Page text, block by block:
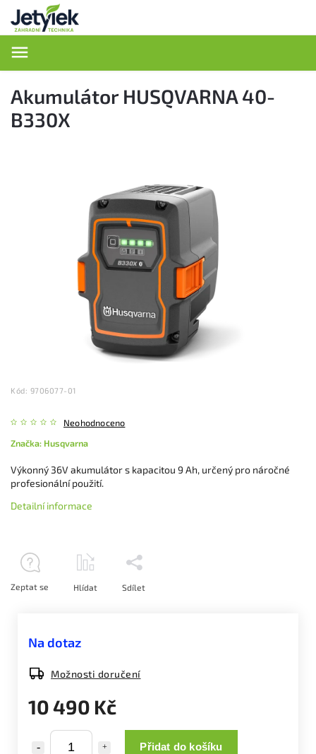
Akumulátor HUSQVARNA 40-
B330X
Kód: 9706077-01
Neohodnoceno
Značka: Husqvarna
10 490 Kč
Přidat do košíku
Na dotaz
Možnosti doručení
Výkonný 36V akumulátor s kapacitou 9 Ah, určený pro náročné
profesionální použití.
Detailní informace
Zeptat se Hlídat Sdílet